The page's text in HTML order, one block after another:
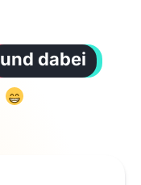
und dabei